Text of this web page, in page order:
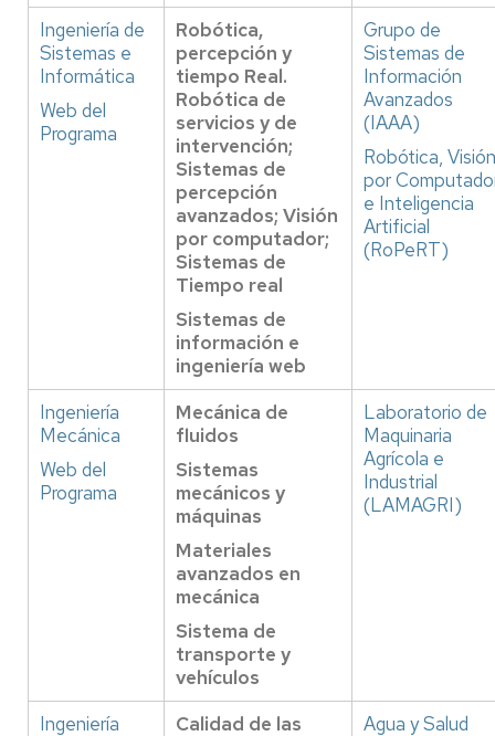
Ingeniería de
Sistemas e
Informática
Web del
Programa
Robótica,
percepción y
tiempo Real.
Robótica de
servicios y de
intervención;
Sistemas de
percepción
avanzados; Visión
por computador;
Sistemas de
Tiempo real
Sistemas de
información e
ingeniería web
Grupo de
Sistemas de
Información
Avanzados
(IAAA)
Robótica, Visión
por
e Inteligencia
Artificial
(RoPeRT)
Ingeniería
Mecánica
Web del
Programa
Mecánica de
fluidos
Sistemas
mecánicos y
máquinas
Materiales
avanzados en
mecánica
Sistema de
transporte y
vehículos
Laboratorio de
Maquinaria
Agrícola e
Industrial
(LAMAGRI)
Ingeniería
Calidad de las
Agua y Salud